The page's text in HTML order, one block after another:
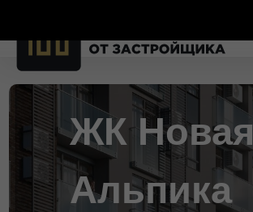
ЖК Новая
Альпика